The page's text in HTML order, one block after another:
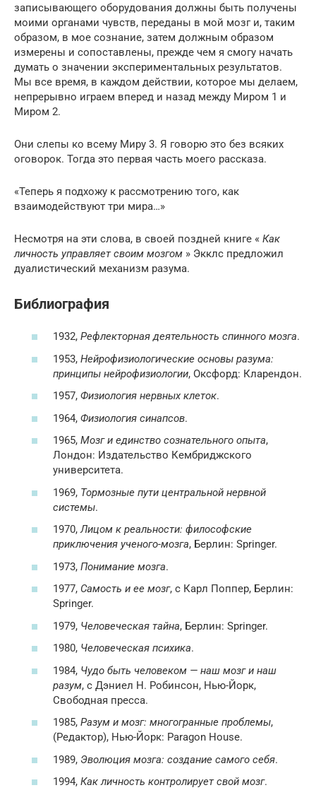
записывающего оборудования должны быть получены
моими органами чувств, переданы в мой мозг и, таким
образом, в мое сознание, затем должным образом
измерены и сопоставлены, прежде чем я смогу начать
думать о значении экспериментальных результатов.
Мы все время, в каждом действии, которое мы делаем,
непрерывно играем вперед и назад между Миром 1 и
Миром 2.
Они слепы ко всему Миру 3. Я говорю это без всяких
оговорок. Тогда это первая часть моего рассказа.
«Теперь я подхожу к рассмотрению того, как
взаимодействуют три мира…»
Несмотря на эти слова, в своей поздней книге « Как
личность управляет своим мозгом » Экклс предложил
дуалистический механизм разума.
Библиография
1932, Рефлекторная деятельность спинного мозга.
1953, Нейрофизиологические основы разума:
принципы нейрофизиологии, Оксфорд: Кларендон.
1957, Физиология нервных клеток.
1964, Физиология синапсов.
1965, Мозг и единство сознательного опыта,
Лондон: Издательство Кембриджского
университета.
1969, Тормозные пути центральной нервной
системы.
1970,Лицом к реальности: философские
приключения ученого-мозга, Берлин: Springer.
1973, Понимание мозга.
1977, Самость и ее мозг, с Карл Поппер, Берлин:
Springer.
1979, Человеческая тайна, Берлин: Springer.
1980, Человеческая психика.
1984, Чудо быть человеком — наш мозг и наш
разум, с Дэниел Н. Робинсон, Нью-Йорк,
Свободная пресса.
1985, Разум и мозг: многогранные проблемы,
(Редактор), Нью-Йорк: Paragon House.
1989, Эволюция мозга: создание самого себя.
1994, Как личность контролирует свой мозг.